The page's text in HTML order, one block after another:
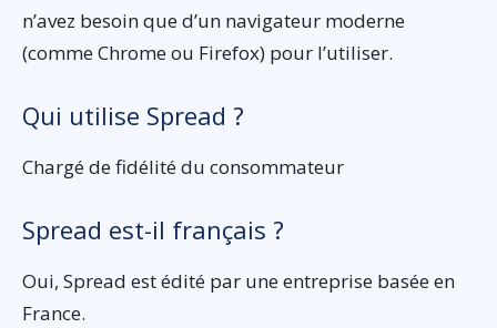
n’avez besoin que d’un navigateur moderne
(comme Chrome ou Firefox) pour l’utiliser.
Qui utilise Spread ?
Chargé de fidélité du consommateur
Spread est-il français ?
Oui, Spread est édité par une entreprise basée en
France.